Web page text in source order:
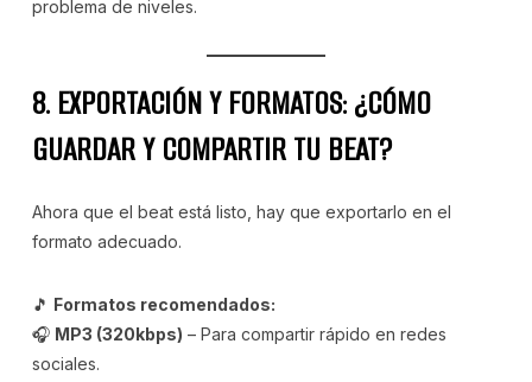
problema de niveles.
8. EXPORTACIÓN Y FORMATOS: ¿CÓMO
GUARDAR Y COMPARTIR TU BEAT?
Ahora que el beat está listo, hay que exportarlo en el
formato adecuado.
🎵 Formatos recomendados:
🎧 MP3 (320kbps) – Para compartir rápido en redes
sociales.